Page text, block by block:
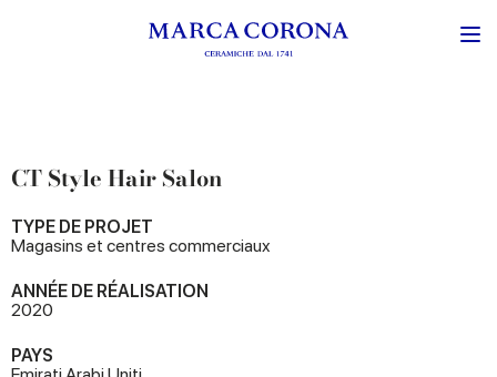
CT Style Hair Salon
TYPE DE PROJET
Magasins et centres commerciaux
ANNÉE DE RÉALISATION
2020
PAYS